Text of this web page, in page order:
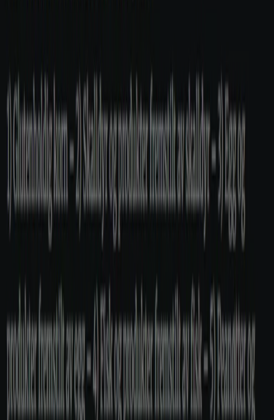
reker fotballsko gressklipper plommer gardiner
Restauranter og caféer i andre byer
Oslo Trondheim Bergen Kristiansand
Stavanger
Drammen
Sandnes Tromsø Ålesund
Bodø
Skien
Arendal Haugesund Moss
Tønsberg
Sandefjord
Se flere byer
Se Restauranter og caféer tilbud